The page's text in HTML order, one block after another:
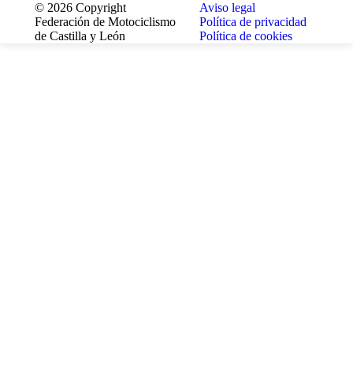
© 2026 Copyright
Federación de Motociclismo
de Castilla y León
Aviso legal
Política de privacidad
Política de cookies